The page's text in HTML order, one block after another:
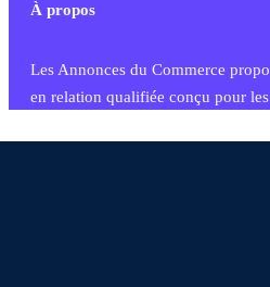
À propos
Les Annonces du Commerce
en relation qualifiée conçu pour
commercial et les collectivités